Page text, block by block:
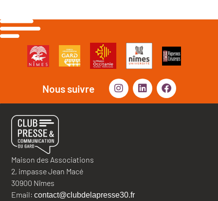
Nous suivre
Maison des Associations
2, impasse Jean Macé
30900 Nîmes
Email: contact@clubdelapresse30.fr